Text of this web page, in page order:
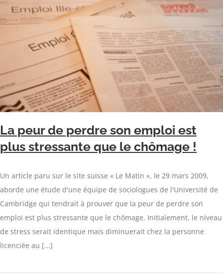
La peur de perdre son emploi est
plus stressante que le chômage !
Un article paru sur le site suisse « Le Matin », le 29 mars 2009,
aborde une étude d'une équipe de sociologues de l'Université de
Cambridge qui tendrait à prouver que la peur de perdre son
emploi est plus stressante que le chômage. Initialement, le niveau
de stress serait identique mais diminuerait chez la personne
licenciée au [...]